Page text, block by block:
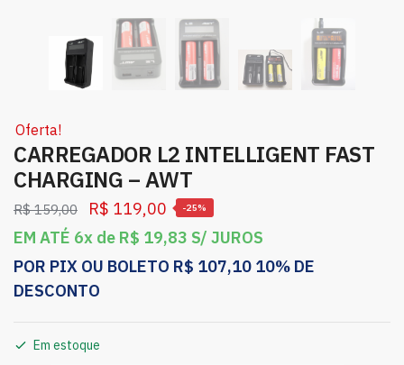
Oferta!
CARREGADOR L2 INTELLIGENT FAST
CHARGING – AWT
R$159,00 R$ 119,00
EM ATÉ 6x de R$ 19,83 S/ JUROS
POR PIX OU BOLETO R$ 107,10 10% DE
DESCONTO
-25%
Em estoque